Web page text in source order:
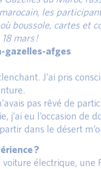
les
boussole, cartes et
mars !
J’ai pris
pas rêvé de
j’ai eu l’occasion
dans le désert
?
électrique,